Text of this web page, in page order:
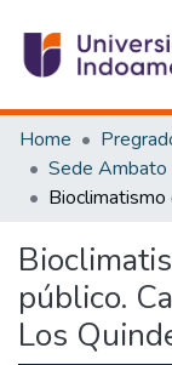
Communities &
All of DSpace
Statistics
Home
Sede Ambato
público.
Los